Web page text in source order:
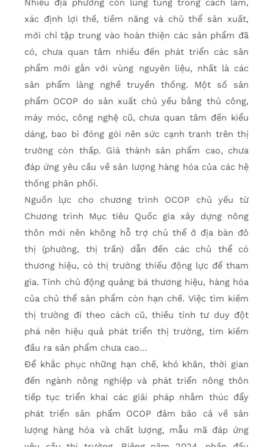
Nhiều địa phương còn lúng túng trong cách làm,
xác định lợi thế, tiềm năng và chủ thể sản xuất,
mới chỉ tập trung vào hoàn thiện các sản phẩm đã
có, chưa quan tâm nhiều đến phát triển các sản
phẩm mới gắn với vùng nguyên liệu, nhất là các
sản phẩm làng nghề truyền thống. Một số sản
phẩm OCOP do sản xuất chủ yếu bằng thủ công,
máy móc, công nghệ cũ, chưa quan tâm đến kiểu
dáng, bao bì đóng gói nên sức cạnh tranh trên thị
trường còn thấp. Giá thành sản phẩm cao, chưa
đáp ứng yêu cầu về sản lượng hàng hóa của các hệ
thống phân phối.
Nguồn lực cho chương trình OCOP chủ yếu từ
Chương trình Mục tiêu Quốc gia xây dựng nông
thôn mới nên không hỗ trợ chủ thể ở địa bàn đô
thị (phường, thị trấn) dẫn đến các chủ thể có
thương hiệu, có thị trường thiếu động lực để tham
gia. Tính chủ động quảng bá thương hiệu, hàng hóa
của chủ thể sản phẩm còn hạn chế. Việc tìm kiếm
thị trường đi theo cách cũ, thiếu tính tư duy đột
phá nên hiệu quả phát triển thị trường, tìm kiếm
đầu ra sản phẩm chưa cao…
Để khắc phục những hạn chế, khó khăn, thời gian
đến ngành nông nghiệp và phát triển nông thôn
tiếp tục triển khai các giải pháp nhằm thúc đẩy
phát triển sản phẩm OCOP đảm bảo cả về sản
lượng hàng hóa và chất lượng, mẫu mã đáp ứng